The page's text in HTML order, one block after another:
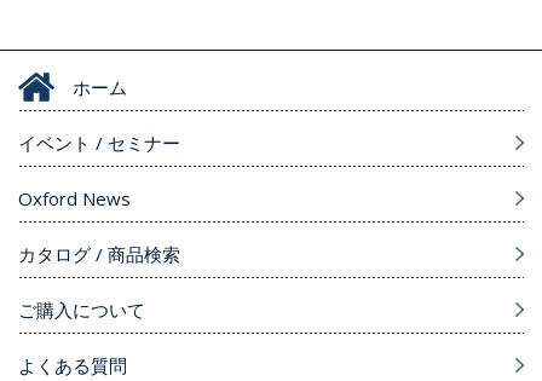
ホーム
イベント / セミナー
Oxford News
カタログ / 商品検索
ご購入について
よくある質問